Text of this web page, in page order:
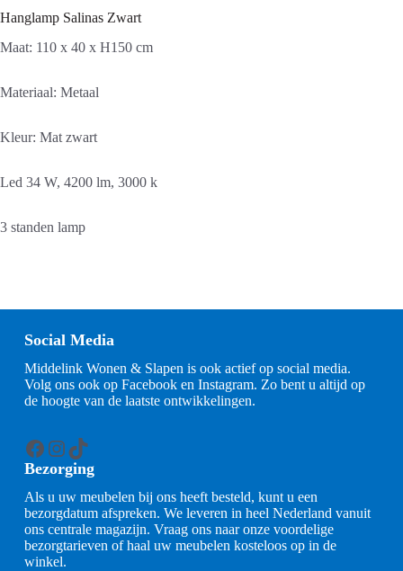
Hanglamp Salinas Zwart
Maat: 110 x 40 x H150 cm
Materiaal: Metaal
Kleur: Mat zwart
Led 34 W, 4200 lm, 3000 k
3 standen lamp
Social Media
Middelink Wonen & Slapen is ook actief op social media.
Volg ons ook op Facebook en Instagram. Zo bent u altijd op
de hoogte van de laatste ontwikkelingen.
Facebook
Instagram
TikTok
Bezorging
Als u uw meubelen bij ons heeft besteld, kunt u een
bezorgdatum afspreken. We leveren in heel Nederland vanuit
ons centrale magazijn. Vraag ons naar onze voordelige
bezorgtarieven of haal uw meubelen kosteloos op in de
winkel.